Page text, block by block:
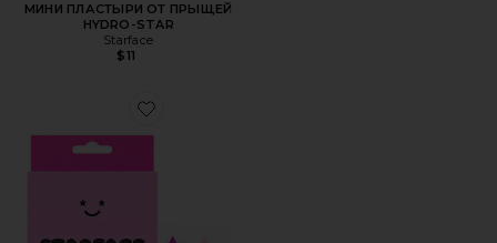
МИНИ ПЛАСТЫРИ ОТ ПРЫЩЕЙ
HYDRO-STAR
Starface
$11
Favorite ПАТЧ ОТ ПРЫЩЕЙ PINK HYDRO STAR